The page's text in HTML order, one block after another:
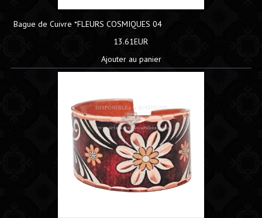
Bague de Cuivre *FLEURS COSMIQUES 04
13.61EUR
Ajouter au panier